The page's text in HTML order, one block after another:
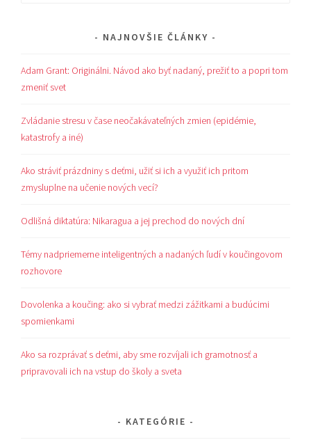
NAJNOVŠIE ČLÁNKY
Adam Grant: Originálni. Návod ako byť nadaný, prežiť to a popri tom
zmeniť svet
Zvládanie stresu v čase neočakávateľných zmien (epidémie,
katastrofy a iné)
Ako stráviť prázdniny s deťmi, užiť si ich a využiť ich pritom
zmysluplne na učenie nových vecí?
Odlišná diktatúra: Nikaragua a jej prechod do nových dní
Témy nadpriemerne inteligentných a nadaných ľudí v koučingovom
rozhovore
Dovolenka a koučing: ako si vybrať medzi zážitkami a budúcimi
spomienkami
Ako sa rozprávať s deťmi, aby sme rozvíjali ich gramotnosť a
pripravovali ich na vstup do školy a sveta
KATEGÓRIE